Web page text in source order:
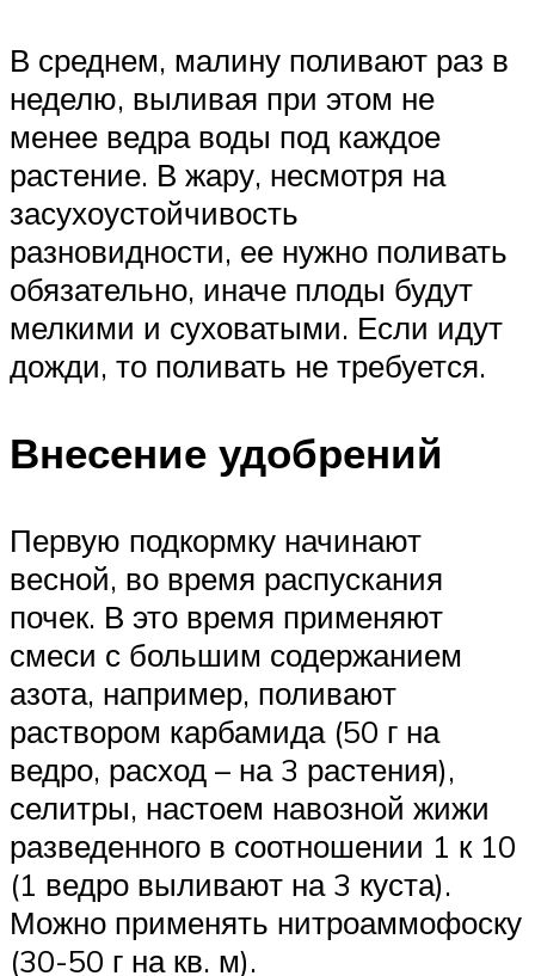
В среднем, малину поливают раз в
неделю, выливая при этом не
менее ведра воды под каждое
растение. В жару, несмотря на
засухоустойчивость
разновидности, ее нужно поливать
обязательно, иначе плоды будут
мелкими и суховатыми. Если идут
дожди, то поливать не требуется.
Внесение удобрений
Первую подкормку начинают
весной, во время распускания
почек. В это время применяют
смеси с большим содержанием
азота, например, поливают
раствором карбамида (50 г на
ведро, расход – на 3 растения),
селитры, настоем навозной жижи
разведенного в соотношении 1 к 10
(1 ведро выливают на 3 куста).
Можно применять нитроаммофоску
(30-50 г на кв. м).